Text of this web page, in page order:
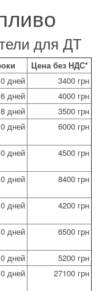
для ДТ
Цена без НДС*
дней
3400 грн
дней
4000 грн
дней
3500 грн
дней 6000 грн
дней 4500 грн
дней 8400 грн
дней 4200 грн
дней 6500 грн
дней
5200 грн
дней 27100 грн